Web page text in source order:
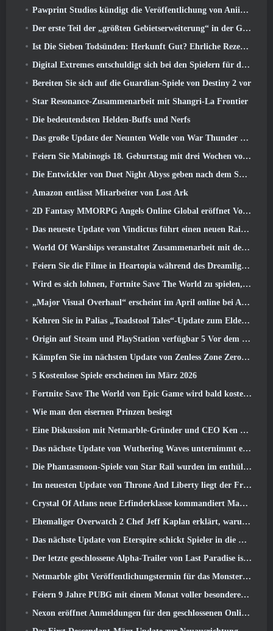
Pawprint Studios kündigt die Veröffentlichung von Aniimo für PlayStation an 5 Und der Epic Games Store bei Markteinführungen
Der erste Teil der „größten Gebietserweiterung“ in der Geschichte von RuneScape startet heute
Ist Die Sieben Todsünden: Herkunft Gut? Ehrliche Rezension
Digital Extremes entschuldigt sich bei den Spielern für den durch „schändliche Einladungen“ in Warframe verursachten Stress
Bereiten Sie sich auf die Guardian-Spiele von Destiny 2 vor
Star Resonance-Zusammenarbeit mit Shangri-La Frontier
Die bedeutendsten Helden-Buffs und Nerfs
Das große Update der Neunten Welle von War Thunder verbessert das Aussehen von Seeschlachten mit verbesserter Wasservisualisierung
Feiern Sie Mabinogis 18. Geburtstag mit drei Wochen voller Events und Belohnungen
Die Entwickler von Duet Night Abyss geben nach dem Spiel-Update eine offizielle Stellungnahme zum jüngsten Malware-Vorfall ab
Amazon entlässt Mitarbeiter von Lost Ark
2D Fantasy MMORPG Angels Online Global eröffnet Vorregistrierung
Das neueste Update von Vindictus führt einen neuen Raid ein, bei dem Spieler gegen den Wächter von Caliburn antreten
World Of Warships veranstaltet Zusammenarbeit mit der schwedischen Heavy-Metal-Band Sabaton
Feiern Sie die Filme in Heartopia während des Dreamlight Cinematics Festivals
Wird es sich lohnen, Fortnite Save The World zu spielen, sobald es kostenlos ist??
„Major Visual Overhaul“ erscheint im April online bei Albion
Kehren Sie in Palias „Toadstool Tales“-Update zum Elderwood zurück
Origin auf Steam und PlayStation verfügbar 5 Vor dem März 23 Start
Kämpfen Sie im nächsten Update von Zenless Zone Zero um Ruhm im Hollow-Champion-Wettbewerb von New Eridu
5 Kostenlose Spiele erscheinen im März 2026
Fortnite Save The World von Epic Game wird bald kostenlos spielbar sein
Wie man den eisernen Prinzen besiegt
Eine Diskussion mit Netmarble-Gründer und CEO Ken Kim über MONGIL: Sternentauchen
Das nächste Update von Wuthering Waves unternimmt eine Reise zur „dunklen Seite“
Die Phantasmoon-Spiele von Star Rail wurden im enthüllt 4.1 Sonderprogramm
Im neuesten Update von Throne And Liberty liegt der Frühling in der Luft
Crystal Of Atlans neue Erfinderklasse kommandiert Magitech-Mechs im Kampf
Ehemaliger Overwatch 2 Chef Jeff Kaplan erklärt, warum er Blizzard zugelassen hat
Das nächste Update von Eterspire schickt Spieler in die Zwergenminen
Der letzte geschlossene Alpha-Trailer von Last Paradise ist ein kleines, aber erschreckendes Kunstwerk
Netmarble gibt Veröffentlichungstermin für das Monsterzähmungs-Action-Rollenspiel Mongil bekannt: Sternentauchen
Feiern 9 Jahre PUBG mit einem Monat voller besonderer Aktivitäten
Nexon eröffnet Anmeldungen für den geschlossenen Online-Test von MapleStory Classic World im April